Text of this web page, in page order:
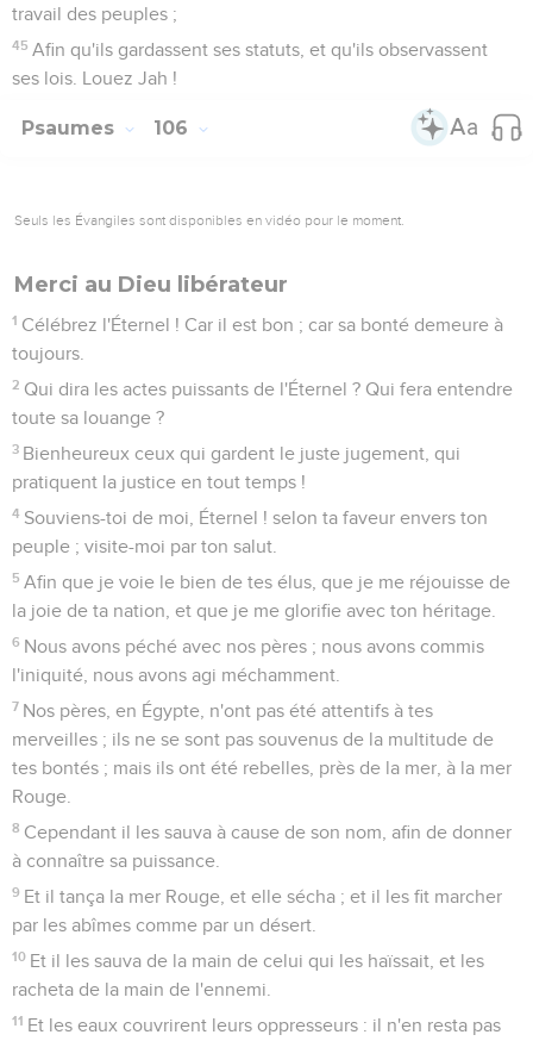
travail des peuples ;
45 Afin qu'ils gardassent ses statuts, et qu'ils observassent
ses lois. Louez Jah !
Psaumes 106
Seuls les Évangiles sont disponibles en vidéo pour le moment.
Merci au Dieu libérateur
1 Célébrez l'Éternel ! Car il est bon ; car sa bonté demeure à
toujours.
2 Qui dira les actes puissants de l'Éternel ? Qui fera entendre
toute sa louange ?
3 Bienheureux ceux qui gardent le juste jugement, qui
pratiquent la justice en tout temps !
4 Souviens-toi de moi, Éternel ! selon ta faveur envers ton
peuple ; visite-moi par ton salut.
5 Afin que je voie le bien de tes élus, que je me réjouisse de
la joie de ta nation, et que je me glorifie avec ton héritage.
6 Nous avons péché avec nos pères ; nous avons commis
l'iniquité, nous avons agi méchamment.
7 Nos pères, en Égypte, n'ont pas été attentifs à tes
merveilles ; ils ne se sont pas souvenus de la multitude de
tes bontés ; mais ils ont été rebelles, près de la mer, à la mer
Rouge.
8 Cependant il les sauva à cause de son nom, afin de donner
à connaître sa puissance.
9 Et il tança la mer Rouge, et elle sécha ; et il les fit marcher
par les abîmes comme par un désert.
10 Et il les sauva de la main de celui qui les haïssait, et les
racheta de la main de l'ennemi.
11 Et les eaux couvrirent leurs oppresseurs : il n'en resta pas